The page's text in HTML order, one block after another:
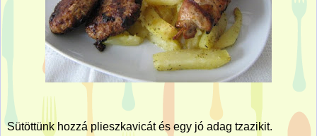
Sütöttünk hozzá plieszkavicát és egy jó adag tzazikit.